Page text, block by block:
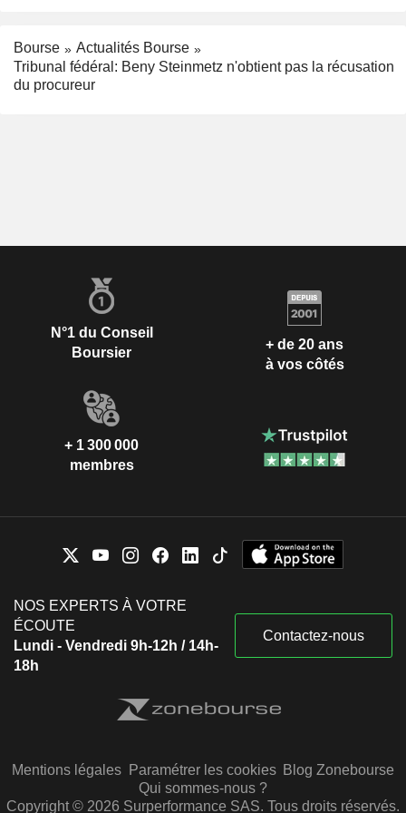
Bourse
Actualités Bourse
Tribunal fédéral: Beny Steinmetz n'obtient pas la récusation
du procureur
N°1 du Conseil
Boursier
+ de 20 ans
à vos côtés
+ 1 300 000
membres
NOS EXPERTS À VOTRE
ÉCOUTE
Lundi - Vendredi 9h-12h / 14h-
18h
Contactez-nous
Mentions légales Paramétrer les cookies Blog Zonebourse
Qui sommes-nous ?
Copyright © 2026 Surperformance SAS. Tous droits réservés.